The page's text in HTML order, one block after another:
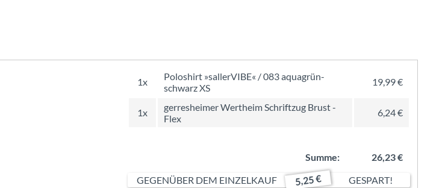
1x
Poloshirt »sallerVIBE« / 083 aquagrün-
schwarz XS
19,99 €
1x
gerresheimer Wertheim Schriftzug Brust -
Flex
6,24 €
Summe:
26,23 €
GEGENÜBER DEM EINZELKAUF
5,25 € GESPART!